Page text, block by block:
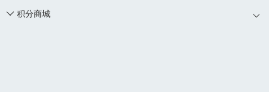
 积分商城